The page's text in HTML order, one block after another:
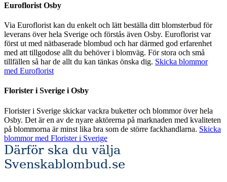
Euroflorist Osby
Via Euroflorist kan du enkelt och lätt beställa ditt blomsterbud för
leverans över hela Sverige och förstås även Osby. Euroflorist var
först ut med nätbaserade blombud och har därmed god erfarenhet
med att tillgodose allt du behöver i blomväg. För stora och små
tillfällen så har de allt du kan tänkas önska dig. Skicka blommor
med Euroflorist
Florister i Sverige i Osby
Florister i Sverige skickar vackra buketter och blommor över hela
Osby. Det är en av de nyare aktörerna på marknaden med kvaliteten
på blommorna är minst lika bra som de större fackhandlarna. Skicka
blommor med Florister i Sverige
Därför ska du välja
Svenskablombud.se